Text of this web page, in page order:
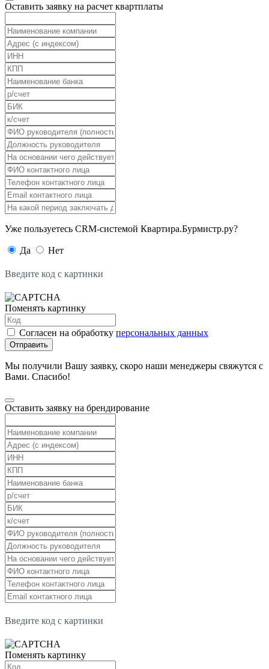
Оставить заявку на расчет квартплаты
Уже пользуетесь CRM-системой Квартира.Бурмистр.ру?
Да Нет
Введите код с картинки
Поменять картинку
Согласен на обработку персональных данных
Отправить
Мы получили Вашу заявку, скоро наши менеджеры свяжутся с
Вами. Спасибо!
Оставить заявку на брендирование
Введите код с картинки
Поменять картинку